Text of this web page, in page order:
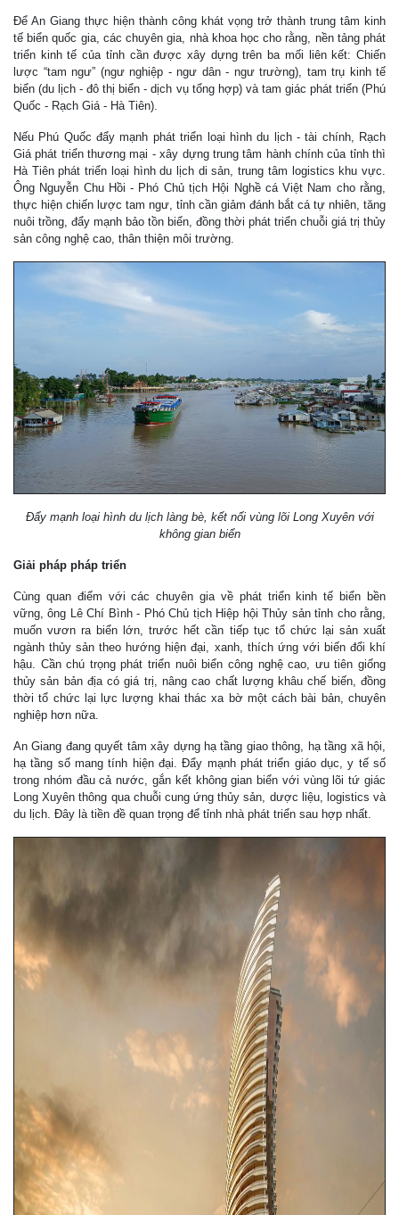
Để An Giang thực hiện thành công khát vọng trở thành trung tâm kinh
tế biển quốc gia, các chuyên gia, nhà khoa học cho rằng, nền tảng phát
triển kinh tế của tỉnh cần được xây dựng trên ba mối liên kết: Chiến
lược “tam ngư” (ngư nghiệp - ngư dân - ngư trường), tam trụ kinh tế
biển (du lịch - đô thị biển - dịch vụ tổng hợp) và tam giác phát triển (Phú
Quốc - Rạch Giá - Hà Tiên).
Nếu Phú Quốc đẩy mạnh phát triển loại hình du lịch - tài chính, Rạch
Giá phát triển thương mại - xây dựng trung tâm hành chính của tỉnh thì
Hà Tiên phát triển loại hình du lịch di sản, trung tâm logistics khu vực.
Ông Nguyễn Chu Hồi - Phó Chủ tịch Hội Nghề cá Việt Nam cho rằng,
thực hiện chiến lược tam ngư, tỉnh cần giảm đánh bắt cá tự nhiên, tăng
nuôi trồng, đẩy mạnh bảo tồn biển, đồng thời phát triển chuỗi giá trị thủy
sản công nghệ cao, thân thiện môi trường.
Đẩy mạnh loại hình du lịch làng bè, kết nối vùng lõi Long Xuyên với
không gian biển
Giải pháp pháp triển
Cùng quan điểm với các chuyên gia về phát triển kinh tế biển bền
vững, ông Lê Chí Bình - Phó Chủ tịch Hiệp hội Thủy sản tỉnh cho rằng,
muốn vươn ra biển lớn, trước hết cần tiếp tục tổ chức lại sản xuất
ngành thủy sản theo hướng hiện đại, xanh, thích ứng với biến đổi khí
hậu. Cần chú trọng phát triển nuôi biển công nghệ cao, ưu tiên giống
thủy sản bản địa có giá trị, nâng cao chất lượng khâu chế biến, đồng
thời tổ chức lại lực lượng khai thác xa bờ một cách bài bản, chuyên
nghiệp hơn nữa.
An Giang đang quyết tâm xây dựng hạ tầng giao thông, hạ tầng xã hội,
hạ tầng số mang tính hiện đại. Đẩy mạnh phát triển giáo dục, y tế số
trong nhóm đầu cả nước, gắn kết không gian biển với vùng lõi tứ giác
Long Xuyên thông qua chuỗi cung ứng thủy sản, dược liệu, logistics và
du lịch. Đây là tiền đề quan trọng để tỉnh nhà phát triển sau hợp nhất.